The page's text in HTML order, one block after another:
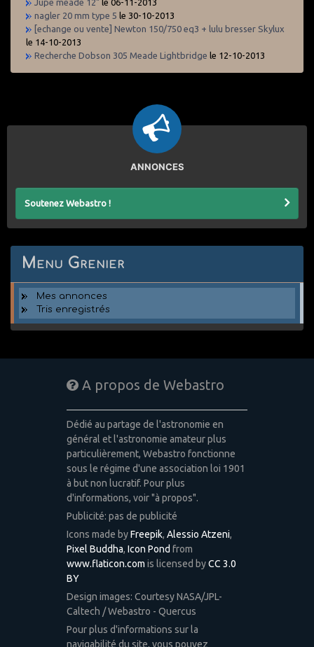
nagler 20 mm type 5 le 30-10-2013
[echange ou vente] Newton 150/750 eq3 + lulu bresser Skylux
le 14-10-2013
Recherche Dobson 305 Meade Lightbridge le 12-10-2013
ANNONCES
Soutenez Webastro !
Menu Grenier
Mes annonces
Tris enregistrés
A propos de Webastro
Dédié au partage de l'astronomie en
général et l'astronomie amateur plus
particulièrement, Webastro fonctionne
sous le régime d'une association loi 1901
à but non lucratif. Pour plus
d'informations, voir "à propos".
Publicité: pas de publicité
Icons made byFreepik, Alessio Atzeni,
Pixel Buddha, Icon Pond from
www.flaticon.com is licensed byCC 3.0
BY
Design images: Courtesy NASA/JPL-
Caltech / Webastro - Quercus
Pour plus d'informations sur la
navigabilité du site, vous pouvez